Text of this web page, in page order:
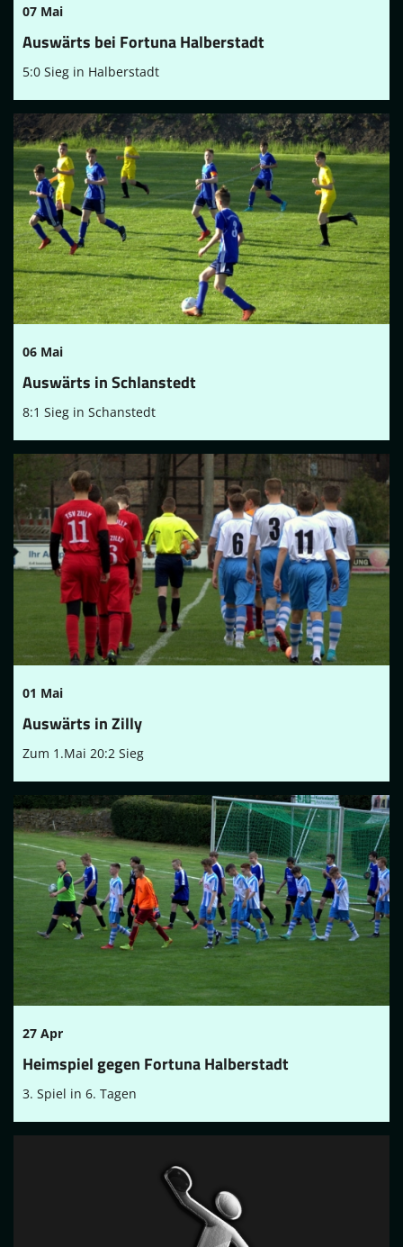
07 Mai
Auswärts bei Fortuna Halberstadt
5:0 Sieg in Halberstadt
06 Mai
Auswärts in Schlanstedt
8:1 Sieg in Schanstedt
01 Mai
Auswärts in Zilly
Zum 1.Mai 20:2 Sieg
27 Apr
Heimspiel gegen Fortuna Halberstadt
3. Spiel in 6. Tagen